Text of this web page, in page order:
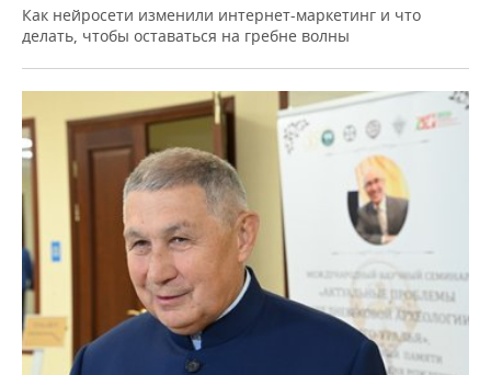
Как нейросети изменили интернет-маркетинг и что
делать, чтобы оставаться на гребне волны